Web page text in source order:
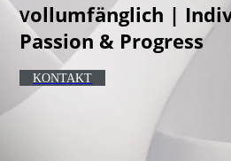
Vollumfänglich |
Passion & Progress
KONTAKT